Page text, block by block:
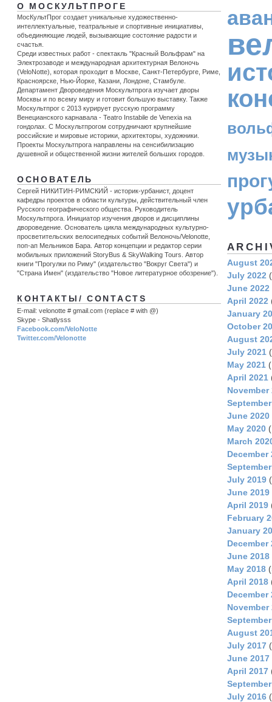
О МОСКУЛЬТПРОГЕ
МосКультПрог создает уникальные художественно-
интеллектуальные, театральные и спортивные инициативы,
объединяющие людей, вызывающие состояние радости и
счастья.
Среди известных работ - спектакль "Красный Вольфрам" на
Электрозаводе и международная архитектурная Велоночь
(VeloNotte), которая проходит в Москве, Санкт-Петербурге, Риме,
Красноярске, Нью-Йорке, Казани, Лондоне, Стамбуле.
Департамент Двороведения Москультпрога изучает дворы
Москвы и по всему миру и готовит большую выставку. Также
Москультпрог с 2013 курирует русскую программу
Венецианского карнавала - Teatro Instabile de Venexia на
гондолах. С Москультпрогом сотрудничают крупнейшие
российские и мировые историки, архитекторы, художники.
Проекты Москультпрога направлены на сенсибилизацию
душевной и общественной жизни жителей больших городов.
ОСНОВАТЕЛЬ
Сергей НИКИТИН-РИМСКИЙ - историк-урбанист, доцент
кафедры проектов в области культуры, действительный член
Русского географического общества. Руководитель
Москультпрога. Инициатор изучения дворов и дисциплины
двороведение. Основатель цикла международных культурно-
просветительских велосипедных событий Велоночь/Velonotte,
поп-ап Мельников Бара. Автор концепции и редактор серии
мобильных приложений StoryBus & SkyWalking Tours. Автор
книги "Прогулки по Риму" (издательство "Вокруг Света") и
"Страна Имен" (издательство "Новое литературное обозрение").
КОНТАКТЫ/ CONTACTS
E-mail: velonotte # gmail.com (replace # with @)
Skype - Shatlysss
Facebook.com/VeloNotte
Twitter.com/Velonotte
August
July 2022
June 2022
April 2022
January
October
August
July 2021
May 2021
April 2021
November
June 2020
May 2020
March
December
July 2019
June 2019
April 2019
February
January
December
June 2018
May 2018
April 2018
December
November
August
July 2017
June 2017
April 2017
July 2016